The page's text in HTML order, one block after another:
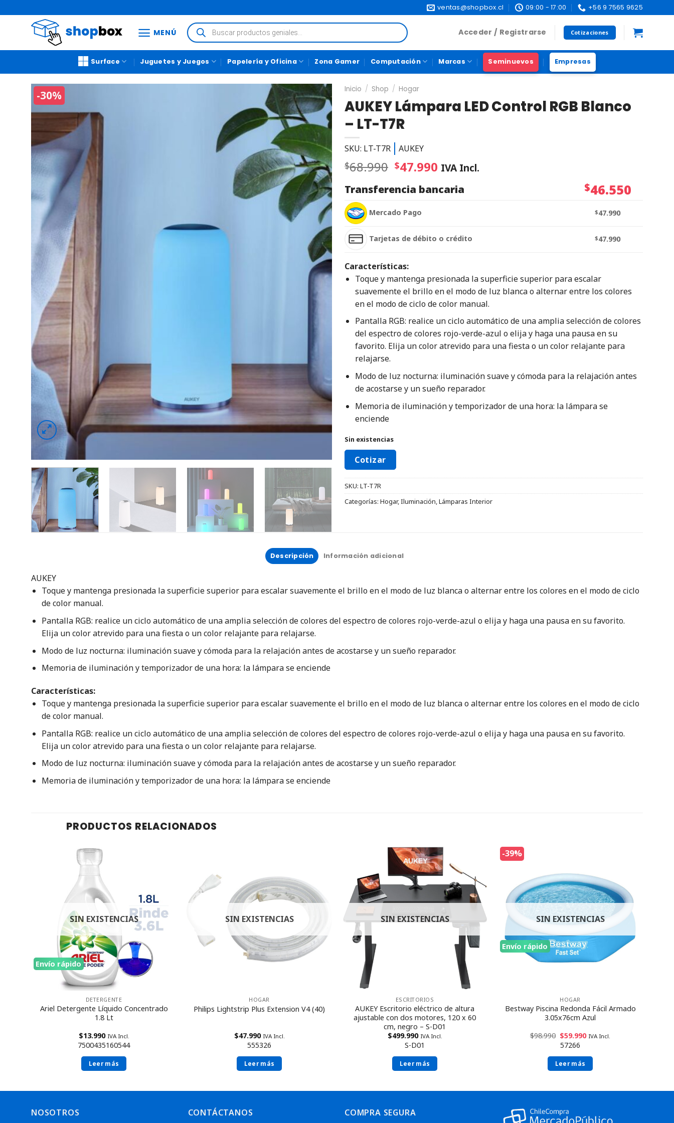
ventas@shopbox.cl 09:00 - 17:00 +56 9 7565 9625
MENÚ Acceder / Registrarse Cotizaciones
Surface Juguetes y Juegos Papelería y Oficina Zona Gamer Computación Marcas Seminuevos Empresas
-30% Inicio / Shop / Hogar
AUKEY Lámpara LED Control RGB Blanco
– LT-T7R
SKU: LT-T7R AUKEY
$68.990 $47.990 IVA Incl.
Transferencia bancaria
$46.550
Mercado Pago $47.990
Tarjetas de débito o crédito $47.990
Características:
Toque y mantenga presionada la superficie superior para escalar
suavemente el brillo en el modo de luz blanca o alternar entre los colores
en el modo de ciclo de color manual.
Pantalla RGB: realice un ciclo automático de una amplia selección de colores
del espectro de colores rojo-verde-azul o elija y haga una pausa en su
favorito. Elija un color atrevido para una fiesta o un color relajante para
relajarse.
Modo de luz nocturna: iluminación suave y cómoda para la relajación antes
de acostarse y un sueño reparador.
Memoria de iluminación y temporizador de una hora: la lámpara se
enciende
Sin existencias
Cotizar
SKU: LT-T7R
Categorías: Hogar,Iluminación,Lámparas Interior
Descripción Información adicional
AUKEY
Toque y mantenga presionada la superficie superior para escalar suavemente el brillo en el modo de luz blanca o alternar entre los colores en el modo de ciclo
de color manual.
Pantalla RGB: realice un ciclo automático de una amplia selección de colores del espectro de colores rojo-verde-azul o elija y haga una pausa en su favorito.
Elija un color atrevido para una fiesta o un color relajante para relajarse.
Modo de luz nocturna: iluminación suave y cómoda para la relajación antes de acostarse y un sueño reparador.
Memoria de iluminación y temporizador de una hora: la lámpara se enciende
Características:
Toque y mantenga presionada la superficie superior para escalar suavemente el brillo en el modo de luz blanca o alternar entre los colores en el modo de ciclo
de color manual.
Pantalla RGB: realice un ciclo automático de una amplia selección de colores del espectro de colores rojo-verde-azul o elija y haga una pausa en su favorito.
Elija un color atrevido para una fiesta o un color relajante para relajarse.
Modo de luz nocturna: iluminación suave y cómoda para la relajación antes de acostarse y un sueño reparador.
Memoria de iluminación y temporizador de una hora: la lámpara se enciende
PRODUCTOS RELACIONADOS
Envío rápido
SIN EXISTENCIAS
DETERGENTE
Ariel Detergente Líquido Concentrado
1.8 Lt
$13.990 IVA Incl.
7500435160544
Leer más
SIN EXISTENCIAS
HOGAR
Philips Lightstrip Plus Extension V4 (40)
$47.990 IVA Incl.
555326
Leer más
SIN EXISTENCIAS
ESCRITORIOS
AUKEY Escritorio eléctrico de altura
ajustable con dos motores, 120 ​​x 60
cm, negro – S-D01
$499.990 IVA Incl.
S-D01
Leer más
-39%
Envío rápido
SIN EXISTENCIAS
HOGAR
Bestway Piscina Redonda Fácil Armado
3.05x76cm Azul
$98.990 $59.990 IVA Incl.
57266
Leer más
NOSOTROS CONTÁCTANOS COMPRA SEGURA